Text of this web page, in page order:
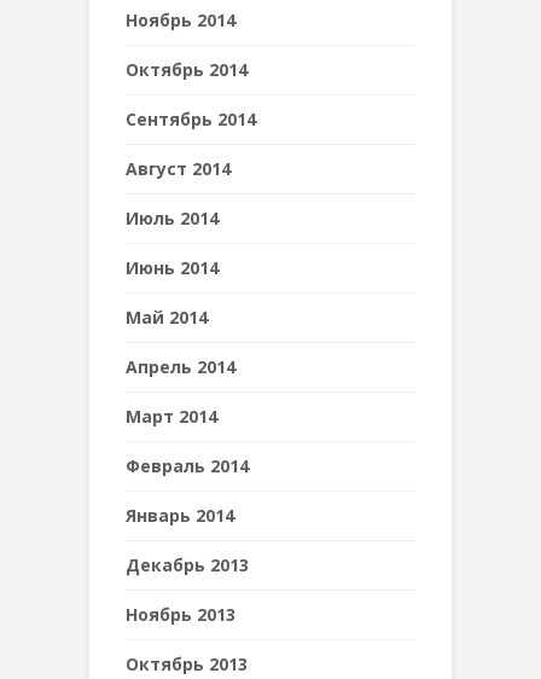
Ноябрь 2014
Октябрь 2014
Сентябрь 2014
Август 2014
Июль 2014
Июнь 2014
Май 2014
Апрель 2014
Март 2014
Февраль 2014
Январь 2014
Декабрь 2013
Ноябрь 2013
Октябрь 2013